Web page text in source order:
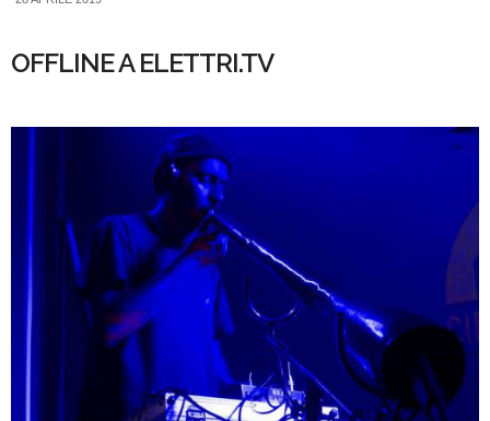
OFFLINE A ELETTRI.TV